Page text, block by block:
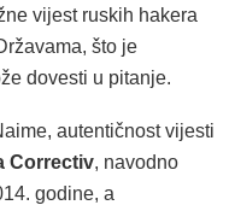
vijest ruskih hakera
što je
dovesti u pitanje.
autentičnost vijesti
Correctiv, navodno
godine, a